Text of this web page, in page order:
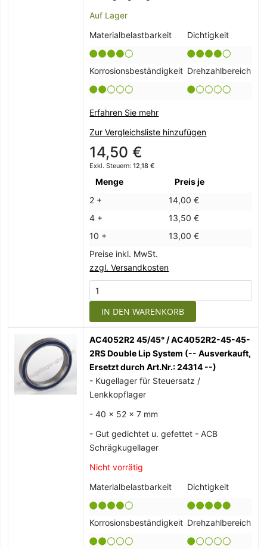
Auf Lager
Materialbelastbarkeit
Dichtigkeit
Korrosionsbeständigkeit Drehzahlbereich
Erfahren Sie mehr
Zur Vergleichsliste hinzufügen
14,50 €
12,18 €
Menge
Preis je
2 +
14,00 €
4 +
13,50 €
10 +
13,00 €
Preise inkl. MwSt.
zzgl. Versandkosten
IN DEN WARENKORB
AC4052R2 45/45° / AC4052R2-45-45-
2RS Double Lip System (-- Ausverkauft,
Ersetzt durch Art.Nr.: 24314 --)
- Kugellager für Steuersatz /
Lenkkopflager
- 40 x 52 x 7 mm
- Gut gedichtet u. gefettet - ACB
Schrägkugellager
Nicht vorrätig
Materialbelastbarkeit
Dichtigkeit
Korrosionsbeständigkeit Drehzahlbereich